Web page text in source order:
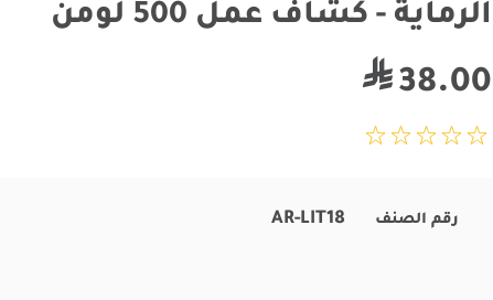
الرماية - كشاف عمل 500 لومن
38.00
رقم الصنف AR-LIT18